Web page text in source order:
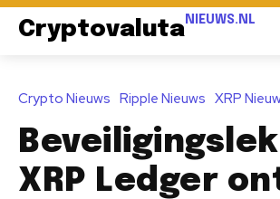
Cryptovaluta NIEUWS.NL
Crypto Nieuws Ripple Nieuws XRP
XRP Ledger